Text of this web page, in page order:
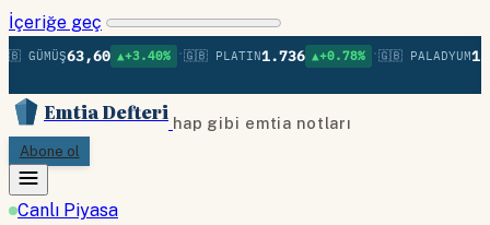
İçeriğe geç
63,60 ▲+3.40% •🇬🇧 PLATIN1.736 ▲+0.78% •🇬🇧 PALADYUM
Emtia Defteri hap gibi emtia notları
Abone ol
Canlı Piyasa